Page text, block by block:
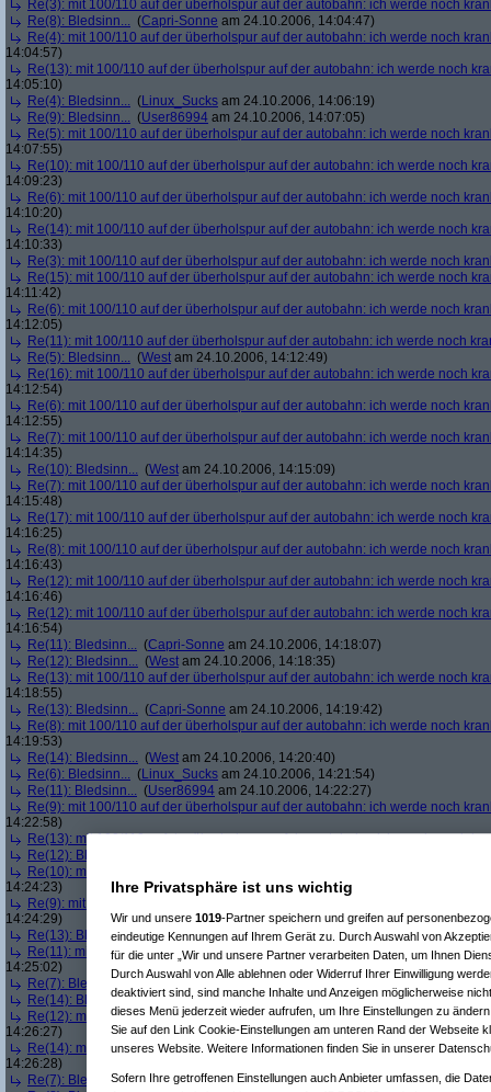
Re(3): mit 100/110 auf der überholspur auf der autobahn: ich werde noch
Re(8): Bledsinn... (Capri-Sonne am 24.10.2006, 14:04:47)
Re(4): mit 100/110 auf der überholspur auf der autobahn: ich werde noch
14:04:57)
Re(13): mit 100/110 auf der überholspur auf der autobahn: ich werde noch
14:05:10)
Re(4): Bledsinn... (Linux_Sucks am 24.10.2006, 14:06:19)
Re(9): Bledsinn... (User86994 am 24.10.2006, 14:07:05)
Re(5): mit 100/110 auf der überholspur auf der autobahn: ich werde noch
14:07:55)
Re(10): mit 100/110 auf der überholspur auf der autobahn: ich werde noch
14:09:23)
Re(6): mit 100/110 auf der überholspur auf der autobahn: ich werde noch
14:10:20)
Re(14): mit 100/110 auf der überholspur auf der autobahn: ich werde noch
14:10:33)
Re(3): mit 100/110 auf der überholspur auf der autobahn: ich werde noch
Re(15): mit 100/110 auf der überholspur auf der autobahn: ich werde noch
14:11:42)
Re(6): mit 100/110 auf der überholspur auf der autobahn: ich werde noch
14:12:05)
Re(11): mit 100/110 auf der überholspur auf der autobahn: ich werde noch
Re(5): Bledsinn... (West am 24.10.2006, 14:12:49)
Re(16): mit 100/110 auf der überholspur auf der autobahn: ich werde noch
14:12:54)
Re(6): mit 100/110 auf der überholspur auf der autobahn: ich werde noch
14:12:55)
Re(7): mit 100/110 auf der überholspur auf der autobahn: ich werde noch
14:14:35)
Re(10): Bledsinn... (West am 24.10.2006, 14:15:09)
Re(7): mit 100/110 auf der überholspur auf der autobahn: ich werde noch
14:15:48)
Re(17): mit 100/110 auf der überholspur auf der autobahn: ich werde noch
14:16:25)
Re(8): mit 100/110 auf der überholspur auf der autobahn: ich werde noch
14:16:43)
Re(12): mit 100/110 auf der überholspur auf der autobahn: ich werde noch
14:16:46)
Re(12): mit 100/110 auf der überholspur auf der autobahn: ich werde noch
14:16:54)
Re(11): Bledsinn... (Capri-Sonne am 24.10.2006, 14:18:07)
Re(12): Bledsinn... (West am 24.10.2006, 14:18:35)
Re(13): mit 100/110 auf der überholspur auf der autobahn: ich werde noch
14:18:55)
Re(13): Bledsinn... (Capri-Sonne am 24.10.2006, 14:19:42)
Re(8): mit 100/110 auf der überholspur auf der autobahn: ich werde noch
14:19:53)
Re(14): Bledsinn... (West am 24.10.2006, 14:20:40)
Re(6): Bledsinn... (Linux_Sucks am 24.10.2006, 14:21:54)
Re(11): Bledsinn... (User86994 am 24.10.2006, 14:22:27)
Re(9): mit 100/110 auf der überholspur auf der autobahn: ich werde noch
14:22:58)
Re(13): mit 100/110 auf der überholspur auf der autobahn: ich werde noch
Re(12): Bledsinn...
Re(10): mit 100/110 auf der überholspur auf der autobahn: ich werde noch
14:24:23)
Re(9): mit 100/110 auf der überholspur auf der autobahn: ich werde noch
14:24:29)
Re(13): Bledsinn...(User86994am 24.10.2006, 14:24:54)
Re(11): mit 100/110 auf der überholspur auf der autobahn: ich werde noch
14:25:02)
Re(7): Bledsinn...
Re(14): Bledsinn...(Westam 24.10.2006, 14:26:09)
Re(12): mit 100/110 auf der überholspur auf der autobahn: ich werde noch
14:26:27)
Re(14): mit 100/110 auf der überholspur auf der autobahn: ich werde noch
14:26:28)
Re(7): Bledsinn...(User86994am 24.10.2006, 14:28:42)
Ihre Privatsphäre ist uns wichtig
Wir und unsere 1019-Partner speichern und greifen auf
eindeutige Kennungen auf Ihrem Gerät zu. Durch Auswahl von
für die unter „Wir und unsere Partner verarbeiten Daten, um Ihnen
Durch Auswahl von Alle ablehnen oder Widerruf Ihrer Einwilligung
deaktiviert sind, sind manche Inhalte und Anzeigen möglicherweise
dieses Menü jederzeit wieder aufrufen, um Ihre Einstellungen zu
Sie auf den Link Cookie-Einstellungen am unteren Rand der Webseite
unseres Website. Weitere Informationen finden Sie in unserer
Sofern Ihre getroffenen Einstellungen auch Anbieter umfassen, die